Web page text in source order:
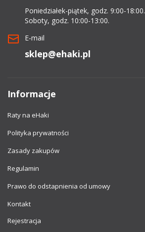
Poniedziałek-piątek, godz. 9:00-18:00.
Soboty, godz. 10:00-13:00.
E-mail
sklep@ehaki.pl
Informacje
Raty na eHaki
Polityka prywatności
Zasady zakupów
Regulamin
Prawo do odstapnienia od umowy
Kontakt
Rejestracja